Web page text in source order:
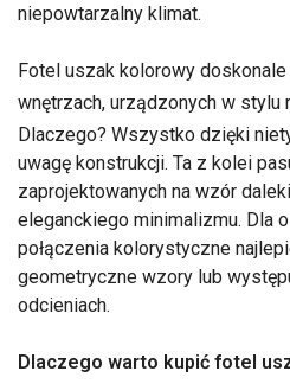
niepowtarzalny klimat.
Fotel uszak kolorowy
wnętrzach, urządzonych w stylu
Dlaczego? Wszystko dzięki
uwagę konstrukcji. Ta z kolei
zaprojektowanych na wzór
eleganckiego minimalizmu. Dla
połączenia kolorystyczne
geometryczne wzory lub
odcieniach.
Dlaczego warto kupić fotel